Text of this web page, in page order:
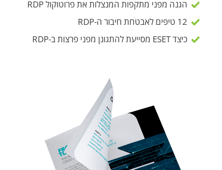
הגנה מפני מתקפות המנצלות את פרוטוקול RDP
12 טיפים לאבטחת חיבור ה-RDP
כיצד ESET מסייעת להתגונן מפני פרצות ב-RDP